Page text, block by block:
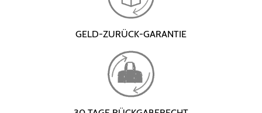
GELD-ZURÜCK-GARANTIE